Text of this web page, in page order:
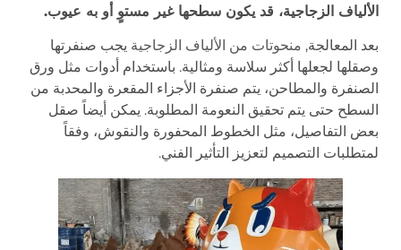
الألياف الزجاجية، قد يكون سطحها غير مستوٍ أو به عيوب.
بعد المعالجة, منحوتات من الألياف الزجاجية يجب صنفرتها
وصقلها لجعلها أكثر سلاسة ومثالية. باستخدام أدوات مثل ورق
الصنفرة والمطاحن، يتم صنفرة الأجزاء المقعرة والمحدبة من
السطح حتى يتم تحقيق النعومة المطلوبة. يمكن أيضاً صقل
بعض التفاصيل، مثل الخطوط المحفورة والنقوش، وفقاً
لمتطلبات التصميم لتعزيز التأثير الفني.